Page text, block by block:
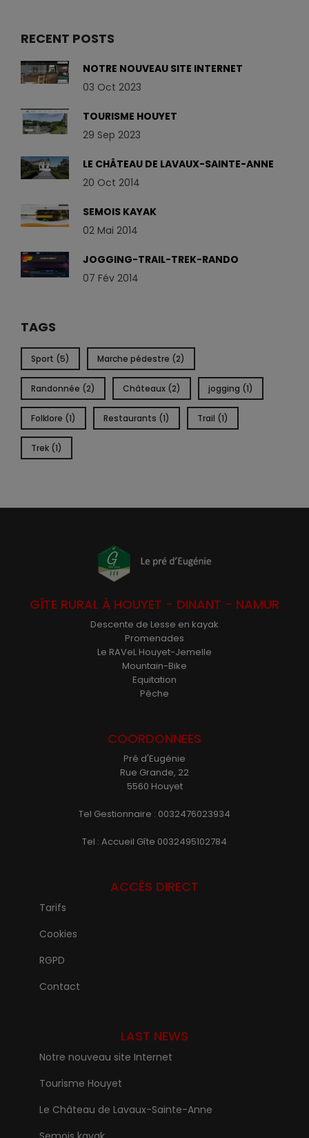
RECENT POSTS
NOTRE NOUVEAU SITE INTERNET
03 Oct 2023
TOURISME HOUYET
29 Sep 2023
LE CHÂTEAU DE LAVAUX-SAINTE-ANNE
20 Oct 2014
SEMOIS KAYAK
02 Mai 2014
JOGGING-TRAIL-TREK-RANDO
07 Fév 2014
TAGS
Sport (5) Marche pédestre (2)
Randonnée (2) Châteaux (2) jogging (1)
Folklore (1) Restaurants (1) Trail (1)
Trek (1)
GÎTE RURAL À HOUYET - DINANT - NAMUR
Descente de Lesse en kayak
Promenades
Le RAVeL Houyet-Jemelle
Mountain-Bike
Equitation
Pêche
COORDONNEES
Pré d'Eugénie
Rue Grande, 22
5560 Houyet
Tel Gestionnaire : 0032476023934
Tel : Accueil Gîte 0032495102784
ACCÈS DIRECT
Tarifs
Cookies
RGPD
Contact
LAST NEWS
Notre nouveau site Internet
Tourisme Houyet
Le Château de Lavaux-Sainte-Anne